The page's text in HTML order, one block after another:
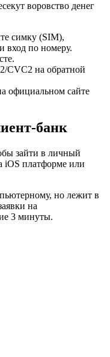
воровство денег
симку (SIM),
вход по номеру.
CVC2 на обратной
официальном сайте
банк
зайти в личный
iOS платформе или
но лежит в
на
3 минуты.